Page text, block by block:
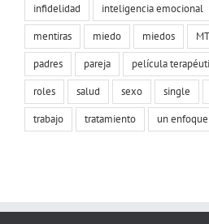
infidelidad
inteligencia emocional
mentiras
miedo miedos
padres
pareja película
roles
salud sexo single
trabajo
tratamiento un